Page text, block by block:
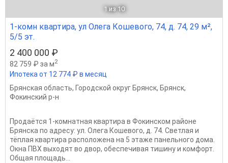
1 из 10
1-комн квартира, ул Олега Кошевого, 74, д. 74, 29 м²,
5/5 эт.
2 400 000 ₽
82 759 ₽ за м2
Ипотека от 12 774 ₽ в месяц
Брянская область, Городской округ Брянск, Брянск,
Фокинский р-н
Продаётся 1-комнатная квартира в Фокинском районе
Брянска по адресу: ул. Олега Кошевого, д. 74. Светлая и
тёплая квартира расположена на 5 этаже панельного дома.
Окна ПВХ выходят во двор, обеспечивая тишину и комфорт.
Общая площадь...